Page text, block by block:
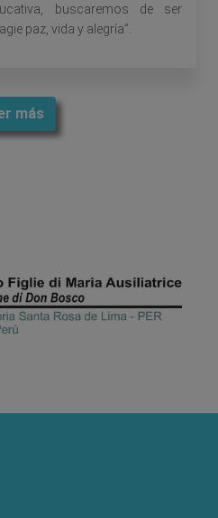
que contagie paz, vida y alegría”.
más